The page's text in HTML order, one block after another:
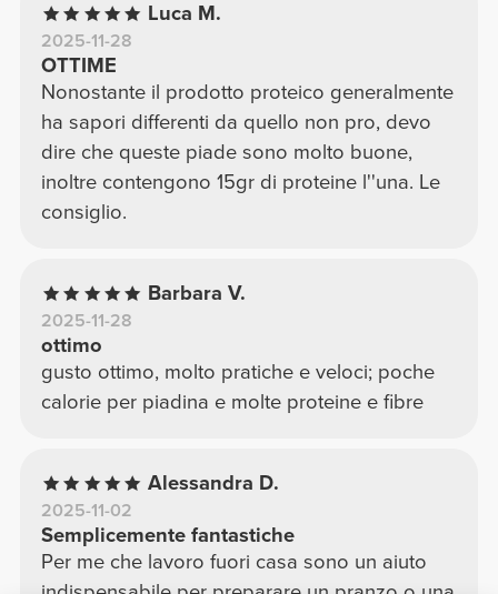
Luca M.
2025-11-28
OTTIME
Nonostante il prodotto proteico generalmente
ha sapori differenti da quello non pro, devo
dire che queste piade sono molto buone,
inoltre contengono 15gr di proteine l''una. Le
consiglio.
Barbara V.
2025-11-28
ottimo
gusto ottimo, molto pratiche e veloci; poche
calorie per piadina e molte proteine e fibre
Alessandra D.
2025-11-02
Semplicemente fantastiche
Per me che lavoro fuori casa sono un aiuto